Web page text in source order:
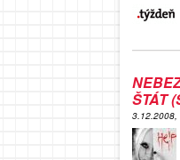
ŠTÁT
3.12.2008,